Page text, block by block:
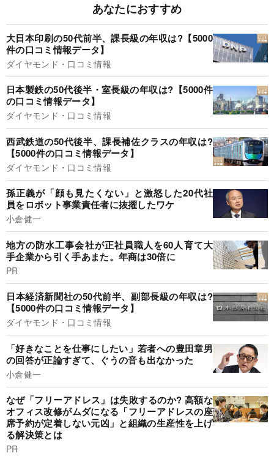
あなたにおすすめ
大日本印刷の50代前半、課長級の年収は?【5000
件の口コミ情報データ】
ダイヤモンド・口コミ情報
日本製鉄の50代後半・室長級の年収は?【5000件
の口コミ情報データ】
ダイヤモンド・口コミ情報
西武鉄道の50代後半、課長補佐クラスの年収は?
【5000件の口コミ情報データ】
ダイヤモンド・口コミ情報
孫正義が「顔も見たくない」と激怒した20代社
員をロボット事業責任者に抜擢したワケ
小倉健一
地方の防水工事会社が正社員職人を60人育て大
手企業から引く手あまた。年商は30倍に
PR
日本経済新聞社の50代前半、副部長級の年収は?
【5000件の口コミ情報データ】
ダイヤモンド・口コミ情報
「好きなことを仕事にしたい」若者への豊田章男
の回答が正論すぎて、ぐうの音も出なかった
小倉健一
なぜ「フリーアドレス」は失敗するのか? 高額な
オフィス改修がムダになる「フリーアドレスの座
席予約が定着しない元凶」と組織の生産性を上げ
る解決策とは
PR